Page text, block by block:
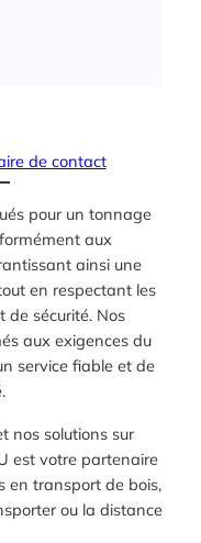
de contact
pour un tonnage
aux
ainsi une
en respectant les
de sécurité. Nos
aux exigences du
service fiable et de
nos solutions sur
est votre partenaire
en transport de bois,
ou la distance